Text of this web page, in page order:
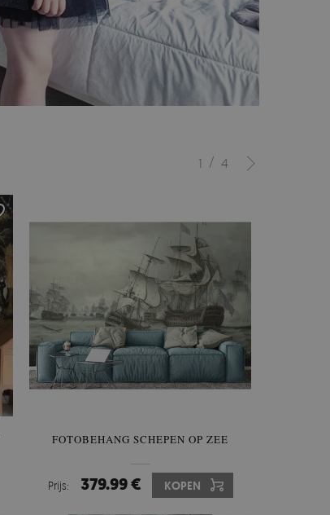
1 / 4
FOTOBEHANG SCHEPEN OP ZEE
Prijs: 379.99 € KOPEN